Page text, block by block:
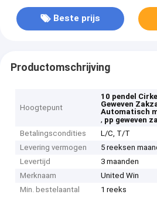
Beste prijs
Productomschrijving
Hoogtepunt
10 pendel
Geweven
Automatisch
, pp geweven
Betalingscondities
L/C, T/T
Levering vermogen
5 reeksen
Levertijd
3 maanden
Merknaam
United Win
Min. bestelaantal
1 reeks